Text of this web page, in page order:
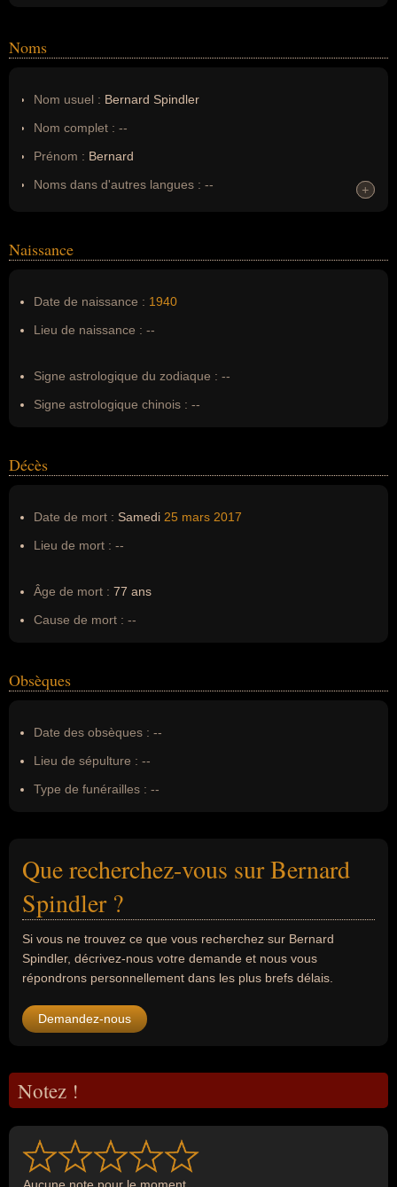
Noms
Nom usuel : Bernard Spindler
Nom complet : --
Prénom : Bernard
Noms dans d'autres langues : --
Nom de famille :Spindler
+
+
Naissance
Date de naissance : 1940
Lieu de naissance : --
Signe astrologique du zodiaque : --
Signe astrologique chinois : --
Décès
Date de mort : Samedi 25 mars 2017
Lieu de mort : --
Âge de mort : 77 ans
Cause de mort : --
Obsèques
Date des obsèques : --
Lieu de sépulture : --
Type de funérailles : --
Que recherchez-vous sur Bernard
Spindler ?
Si vous ne trouvez ce que vous recherchez sur Bernard
Spindler, décrivez-nous votre demande et nous vous
répondrons personnellement dans les plus brefs délais.
Demandez-nous
Notez !